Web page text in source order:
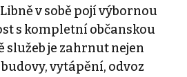
v sobě pojí výbornou
s kompletní občanskou
služeb je zahrnut nejen
vytápění, odvoz